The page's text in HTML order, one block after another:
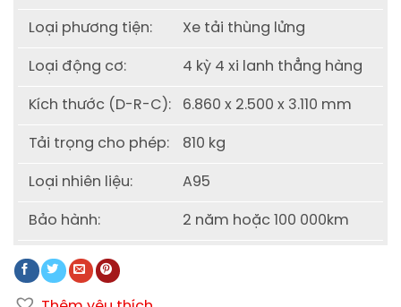
Loại phương tiện: Xe tải thùng lửng
Loại động cơ: 4 kỳ 4 xi lanh thẳng hàng
Kích thước (D-R-C): 6.860 x 2.500 x 3.110 mm
Tải trọng cho phép: 810 kg
Loại nhiên liệu: A95
Bảo hành: 2 năm hoặc 100 000km